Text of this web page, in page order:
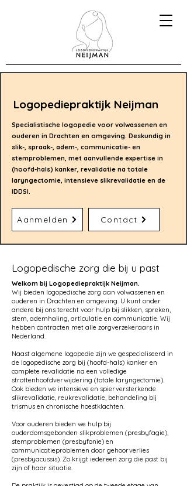
Logopediepraktijk Neijman
Specialistische logopedie voor volwassenen en
ouderen in Drachten en omgeving. Deskundig in
slik-, spraak-, adem-, communicatie- en
stemproblemen, met aanvullende expertise in
(hoofd-hals) kanker, revalidatie na totale
laryngectomie, intensieve slikrevalidatie en de
IDDSI.
Aanmelden Contact
Logopedische zorg die bij u past
Welkom bij Logopediepraktijk Neijman.
Wij bieden logopedische zorg aan volwassenen en
ouderen in Drachten en omgeving. U kunt onder
andere bij ons terecht voor hulp bij slikken, spreken,
stem, ademhaling, articulatie en communicatie. Wij
hebben contracten met alle zorgverzekeraars in
Nederland.
Naast algemene logopedie zijn we gespecialiseerd in
de logopedische zorg bij (hoofd-hals) kanker en
complete revalidatie na een volledige
strottenhoofdverwijdering (totale laryngectomie).
Ook bieden we intensieve en spierversterkende
slikrevalidatie, reukrevalidatie, behandeling bij
trismus en chronische hoestklachten.
Voor ouderen bieden we hulp bij
ouderdomsgebonden slikproblemen (presbyfagie),
stemproblemen (presbyfonie) en
communicatieproblemen door gehoorverlies
(presbyacussis). Zo krijgt iedereen zorg die past bij
zijn of haar situatie.